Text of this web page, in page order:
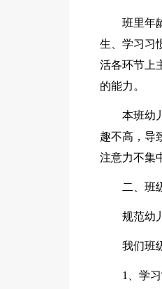
班里年
生、学习习
活各环节上
的能力。
本班幼
趣不高，导
注意力不集
二、班
规范幼
我们班
1、学